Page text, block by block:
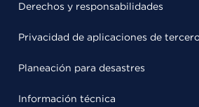
Derechos y responsabilidades
Privacidad de aplicaciones de
Planeación para desastres
Información técnica